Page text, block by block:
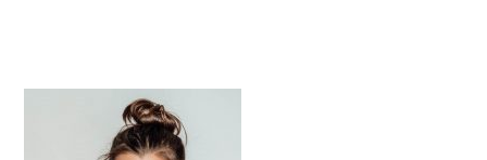
SIDEBAR